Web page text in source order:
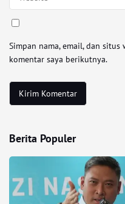
Simpan nama, email, dan
komentar saya berikutnya.
Berita Populer